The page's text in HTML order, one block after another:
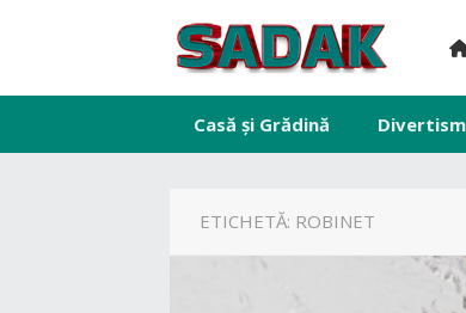
Casă și Grădină
ETICHETĂ: ROBINET